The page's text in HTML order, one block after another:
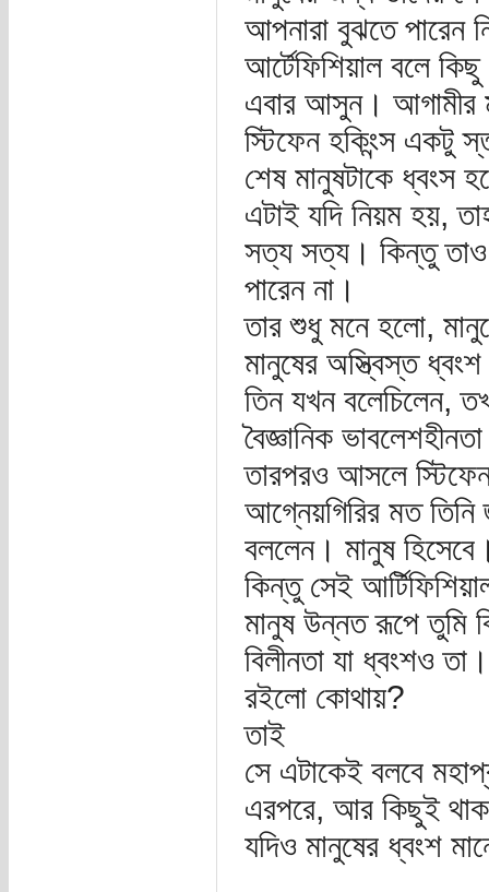
আপনারা বুঝতে পারেন
আর্টেফিশিয়াল বলে
এবার আসুন। আগামীর
স্টিফেন হকিংন্স একটু
শেষ মানুষটাকে ধ্বংস
এটাই যদি নিয়ম হয়,
সত্য সত্য। কিন্তু তাও
পারেন না।
তার শুধু মনে হলো,
মানুষের অস্ত্বিস্ত
তিন যখন বলেচিলেন,
বৈজ্ঞানিক
তারপরও আসলে
আগ্নেয়গিরির মত
বললেন। মানুষ
কিন্তু সেই
মানুষ উন্নত রূপে তুমি
বিলীনতা যা ধ্বংশও
রইলো কোথায়?
তাই
সে এটাকেই বলবে
এরপরে, আর কিছুই
যদিও মানুষের ধ্বংশ